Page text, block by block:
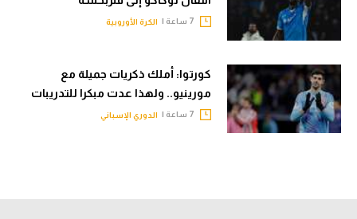
الكرة الأوروبية
كورتوا: أملك ذكريات جميلة مع
مورينيو.. ولهذا عدت مبكرا للتدريبات
الدوري الإسباني